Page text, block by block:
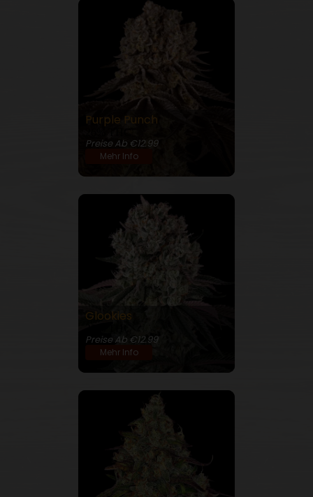
Purple Punch
Preise Ab €12.99
Mehr Info
Glookies
Preise Ab €12.99
Mehr Info